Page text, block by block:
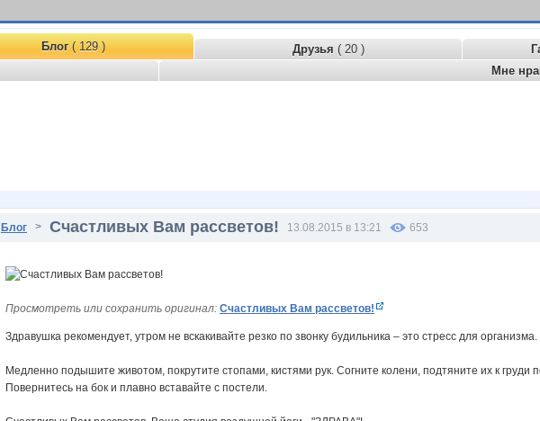
Блог( 129 ) Друзья ( 20 )
Мне
Блог > Счастливых Вам рассветов! 13.08.2015 в 13:21 653
Просмотреть или сохранить оригинал: Счастливых Вам рассветов!
Здравушка рекомендует, утром не вскакивайте резко по звонку будильника – это стресс для
Медленно подышите животом, покрутите стопами, кистями рук. Согните колени, подтяните их к
Повернитесь на бок и плавно вставайте с постели.